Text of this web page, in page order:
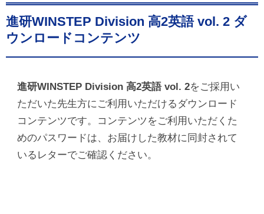
進研WINSTEP Division 高2英語 vol. 2 ダ
ウンロードコンテンツ
進研WINSTEP Division 高2英語 vol. 2をご採用い
ただいた先生方にご利用いただけるダウンロード
コンテンツです。コンテンツをご利用いただくた
めのパスワードは、お届けした教材に同封されて
いるレターでご確認ください。